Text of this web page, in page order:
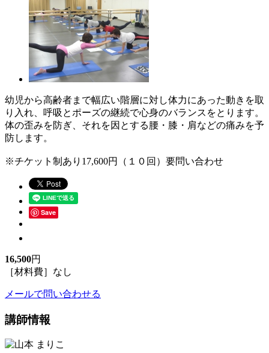
幼児から高齢者まで幅広い階層に対し体力にあった動きを取
り入れ、呼吸とポーズの継続で心身のバランスをとります。
体の歪みを防ぎ、それを因とする腰・膝・肩などの痛みを予
防します。
※チケット制あり17,600円（１０回）要問い合わせ
Save
16,500円
［材料費］なし
メールで問い合わせる
講師情報